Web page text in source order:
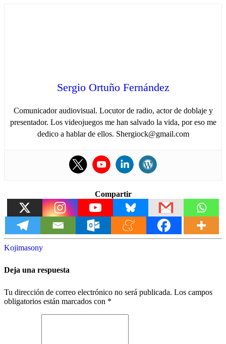
Sergio Ortuño Fernández
Comunicador audiovisual. Locutor de radio, actor de doblaje y
presentador. Los videojuegos me han salvado la vida, por eso me
dedico a hablar de ellos. Shergiock@gmail.com
Compartir
Kojimasony
Deja una respuesta
Tu dirección de correo electrónico no será publicada. Los campos
obligatorios están marcados con *